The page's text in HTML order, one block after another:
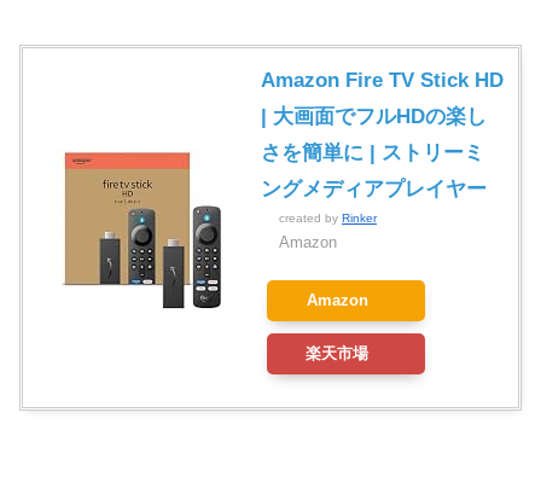
Amazon Fire TV Stick HD
| 大画面でフルHDの楽し
さを簡単に | ストリーミ
ングメディアプレイヤー
created by Rinker
Amazon
Amazon
楽天市場